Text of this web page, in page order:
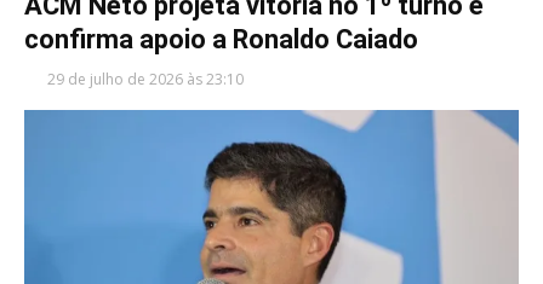
confirma apoio a Ronaldo Caiado
29 de julho de 2026 às 23:10